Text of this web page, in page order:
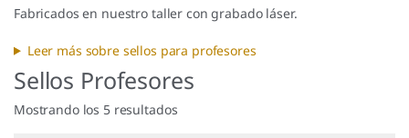
Fabricados en nuestro taller con grabado láser.
Leer más sobre sellos para profesores
Sellos Profesores
Mostrando los 5 resultados